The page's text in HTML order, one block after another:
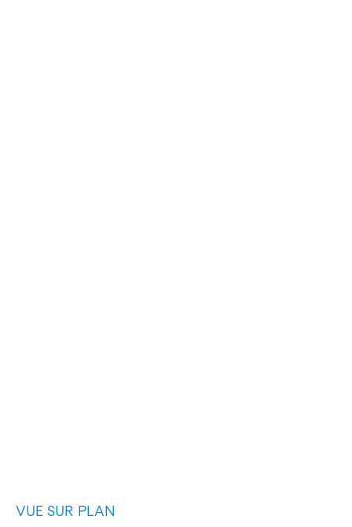
VUE SUR PLAN